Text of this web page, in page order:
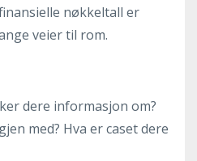
nøkkeltall er
veier til rom.
dere informasjon om?
med? Hva er caset dere